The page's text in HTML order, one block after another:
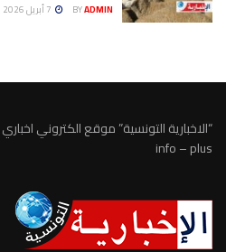
BYADMIN
“الاخبارية التونسية” موقع الكتروني
info – plus